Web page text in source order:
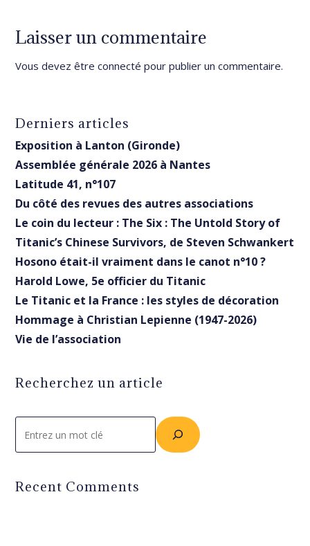
Laisser un commentaire
Vous devez êtreconnecté pour publier un commentaire.
Derniers articles
Exposition à Lanton (Gironde)
Assemblée générale 2026 à Nantes
Latitude 41, n°107
Du côté des revues des autres associations
Le coin du lecteur : The Six : The Untold Story of
Titanic’s Chinese Survivors, de Steven Schwankert
Hosono était-il vraiment dans le canot n°10 ?
Harold Lowe, 5e officier du Titanic
Le Titanic et la France : les styles de décoration
Hommage à Christian Lepienne (1947-2026)
Vie de l’association
Recherchez un article
Recent Comments